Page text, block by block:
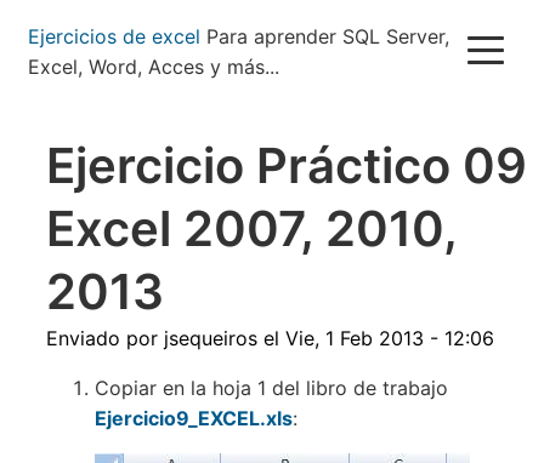
Pasar
contenido
Ejercicios de excel Para aprender SQL Server,
Excel, Word, Acces y más...
Ejercicio Práctico 09
Excel 2007, 2010,
2013
Enviado por jsequeiros el Vie, 1 Feb 2013 - 12:06
Copiar en la hoja 1 del libro de trabajo
Ejercicio9_EXCEL.xls: